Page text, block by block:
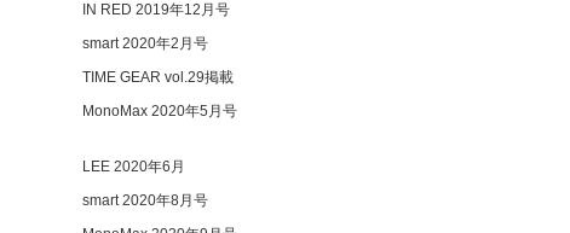
IN RED 2019年12月号
smart 2020年2月号
TIME GEAR vol.29掲載
MonoMax 2020年5月号
LEE 2020年6月
smart 2020年8月号